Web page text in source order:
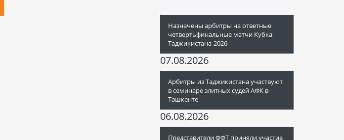
Назначены арбитры на ответные
четвертьфинальные матчи Кубка
Таджикистана-2026
07.08.2026
Арбитры из Таджикистана участвуют
в семинаре элитных судей АФК в
Ташкенте
06.08.2026
Представители ФФТ приняли участие